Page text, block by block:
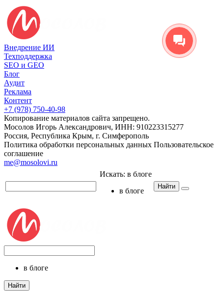
Внедрение ИИ
Техподдержка
SEO и GEO
Блог
Аудит
Реклама
Контент
+7 (978) 750-40-98
Копирование материалов сайта запрещено.
Мосолов Игорь Александрович, ИНН: 910223315277
Россия, Республика Крым, г. Симферополь
Политика обработки персональных данных Пользовательское
соглашение
me@mosolovi.ru
Искать: в блоге
в блоге
Найти
в блоге
Найти